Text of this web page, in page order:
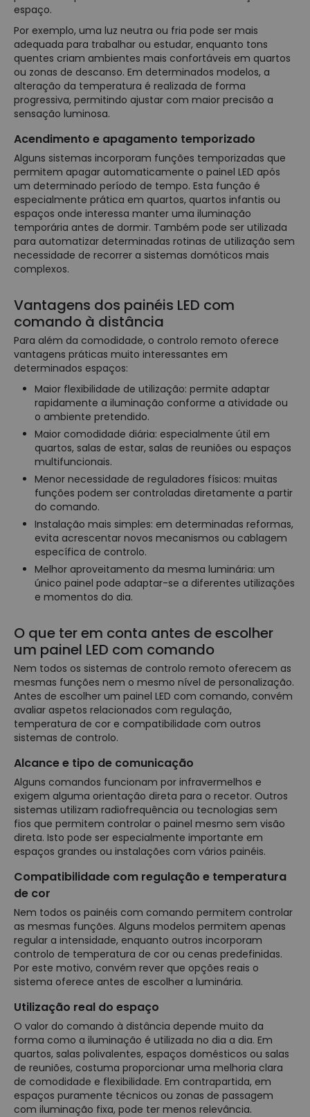
espaço.
Por exemplo, uma luz neutra ou fria pode ser mais
adequada para trabalhar ou estudar, enquanto tons
quentes criam ambientes mais confortáveis em quartos
ou zonas de descanso. Em determinados modelos, a
alteração da temperatura é realizada de forma
progressiva, permitindo ajustar com maior precisão a
sensação luminosa.
Acendimento e apagamento temporizado
Alguns sistemas incorporam funções temporizadas que
permitem apagar automaticamente o painel LED após
um determinado período de tempo. Esta função é
especialmente prática em quartos, quartos infantis ou
espaços onde interessa manter uma iluminação
temporária antes de dormir. Também pode ser utilizada
para automatizar determinadas rotinas de utilização sem
necessidade de recorrer a sistemas domóticos mais
complexos.
Vantagens dos painéis LED com
comando à distância
Para além da comodidade, o controlo remoto oferece
vantagens práticas muito interessantes em
determinados espaços:
Maior flexibilidade de utilização: permite adaptar
rapidamente a iluminação conforme a atividade ou
o ambiente pretendido.
Maior comodidade diária: especialmente útil em
quartos, salas de estar, salas de reuniões ou espaços
multifuncionais.
Menor necessidade de reguladores físicos: muitas
funções podem ser controladas diretamente a partir
do comando.
Instalação mais simples: em determinadas reformas,
evita acrescentar novos mecanismos ou cablagem
específica de controlo.
Melhor aproveitamento da mesma luminária: um
único painel pode adaptar-se a diferentes utilizações
e momentos do dia.
O que ter em conta antes de escolher
um painel LED com comando
Nem todos os sistemas de controlo remoto oferecem as
mesmas funções nem o mesmo nível de personalização.
Antes de escolher um painel LED com comando, convém
avaliar aspetos relacionados com regulação,
temperatura de cor e compatibilidade com outros
sistemas de controlo.
Alcance e tipo de comunicação
Alguns comandos funcionam por infravermelhos e
exigem alguma orientação direta para o recetor. Outros
sistemas utilizam radiofrequência ou tecnologias sem
fios que permitem controlar o painel mesmo sem visão
direta. Isto pode ser especialmente importante em
espaços grandes ou instalações com vários painéis.
Compatibilidade com regulação e temperatura
de cor
Nem todos os painéis com comando permitem controlar
as mesmas funções. Alguns modelos permitem apenas
regular a intensidade, enquanto outros incorporam
controlo de temperatura de cor ou cenas predefinidas.
Por este motivo, convém rever que opções reais o
sistema oferece antes de escolher a luminária.
Utilização real do espaço
O valor do comando à distância depende muito da
forma como a iluminação é utilizada no dia a dia. Em
quartos, salas polivalentes, espaços domésticos ou salas
de reuniões, costuma proporcionar uma melhoria clara
de comodidade e flexibilidade. Em contrapartida, em
espaços puramente técnicos ou zonas de passagem
com iluminação fixa, pode ter menos relevância.